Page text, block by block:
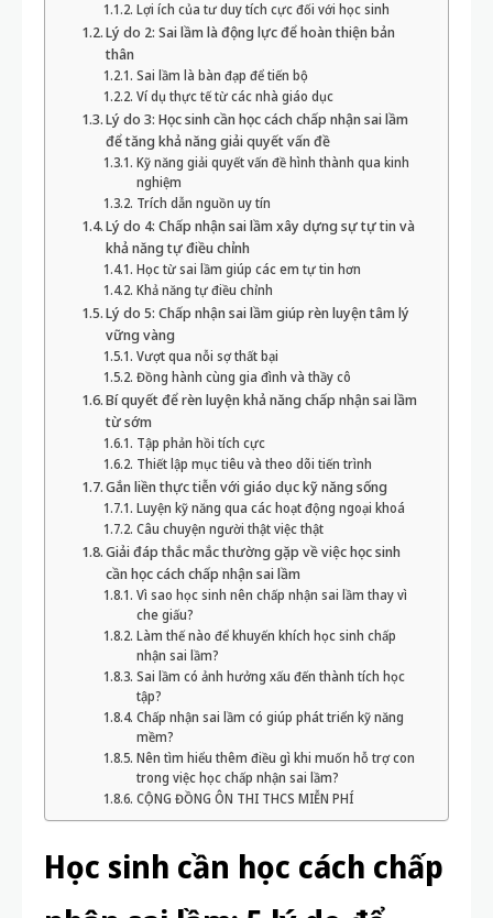
Lợi ích của tư duy tích cực đối với học sinh
Lý do 2: Sai lầm là động lực để hoàn thiện bản
thân
Sai lầm là bàn đạp để tiến bộ
Ví dụ thực tế từ các nhà giáo dục
Lý do 3: Học sinh cần học cách chấp nhận sai lầm
để tăng khả năng giải quyết vấn đề
Kỹ năng giải quyết vấn đề hình thành qua kinh
nghiệm
Trích dẫn nguồn uy tín
Lý do 4: Chấp nhận sai lầm xây dựng sự tự tin và
khả năng tự điều chỉnh
Học từ sai lầm giúp các em tự tin hơn
Khả năng tự điều chỉnh
Lý do 5: Chấp nhận sai lầm giúp rèn luyện tâm lý
vững vàng
Vượt qua nỗi sợ thất bại
Đồng hành cùng gia đình và thầy cô
Bí quyết để rèn luyện khả năng chấp nhận sai lầm
từ sớm
Tập phản hồi tích cực
Thiết lập mục tiêu và theo dõi tiến trình
Gắn liền thực tiễn với giáo dục kỹ năng sống
Luyện kỹ năng qua các hoạt động ngoại khoá
Câu chuyện người thật việc thật
Giải đáp thắc mắc thường gặp về việc học sinh
cần học cách chấp nhận sai lầm
Vì sao học sinh nên chấp nhận sai lầm thay vì
che giấu?
Làm thế nào để khuyến khích học sinh chấp
nhận sai lầm?
Sai lầm có ảnh hưởng xấu đến thành tích học
tập?
Chấp nhận sai lầm có giúp phát triển kỹ năng
mềm?
Nên tìm hiểu thêm điều gì khi muốn hỗ trợ con
trong việc học chấp nhận sai lầm?
CỘNG ĐỒNG ÔN THI THCS MIỄN PHÍ
Học sinh cần học cách chấp